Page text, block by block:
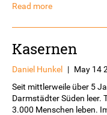
Read more
Kasernen
Daniel Hunkel | May 14
Seit mittlerweile über 5
Darmstädter Süden leer.
3.000 Menschen leben.